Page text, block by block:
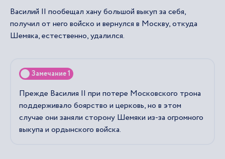
Василий II пообещал хану большой выкуп за себя,
получил от него войско и вернулся в Москву, откуда
Шемяка, естественно, удалился.
Замечание 1
Прежде Василия II при потере Московского трона
поддерживало боярство и церковь, но в этом
случае они заняли сторону Шемяки из-за огромного
выкупа и ордынского войска.